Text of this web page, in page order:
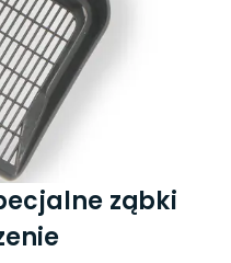
ząbki